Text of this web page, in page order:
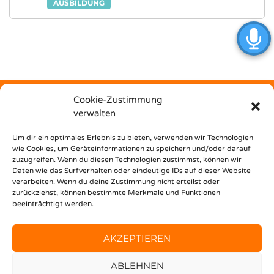
Cookie-Zustimmung
verwalten
Um dir ein optimales Erlebnis zu bieten, verwenden wir Technologien
wie Cookies, um Geräteinformationen zu speichern und/oder darauf
zuzugreifen. Wenn du diesen Technologien zustimmst, können wir
Daten wie das Surfverhalten oder eindeutige IDs auf dieser Website
verarbeiten. Wenn du deine Zustimmung nicht erteilst oder
zurückziehst, können bestimmte Merkmale und Funktionen
beeinträchtigt werden.
AKZEPTIEREN
ABLEHNEN
AUSBILDUNG
unterstützt dich Nest Bildungsbar bei deinem Weg in den
Beruf!